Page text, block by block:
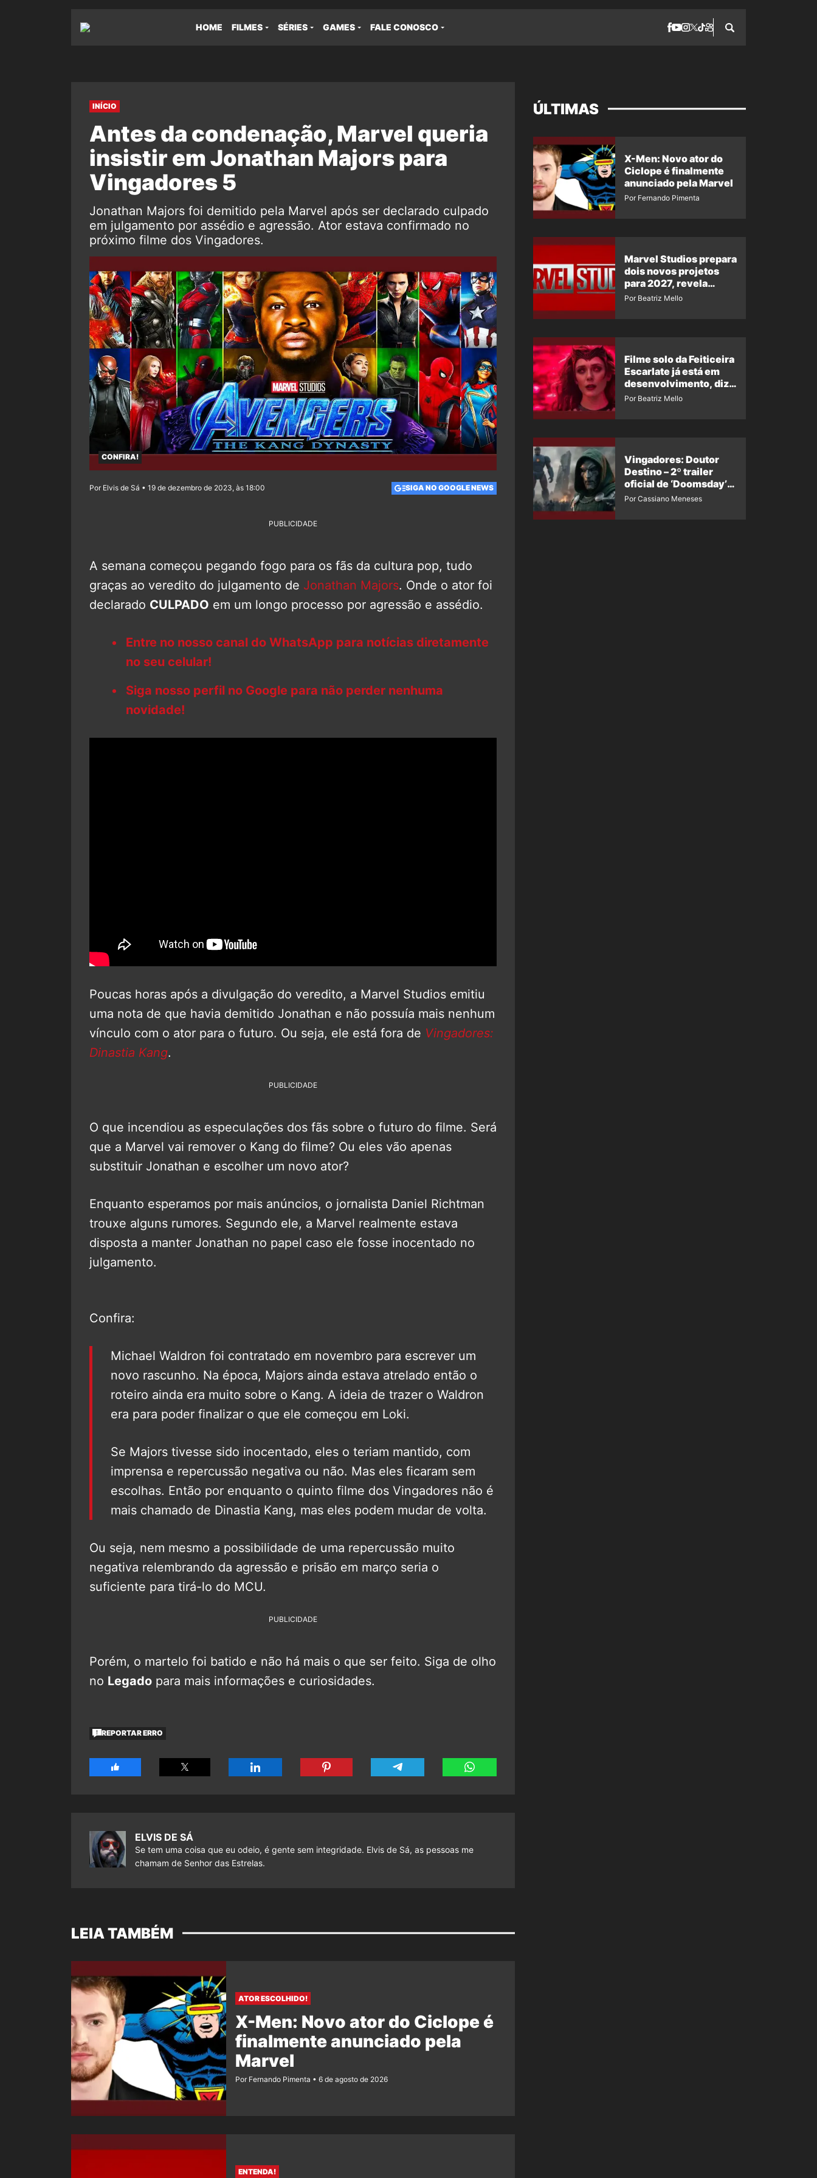
HOME FILMES SÉRIES GAMES FALE CONOSCO
INÍCIO
Antes da condenação, Marvel queria
insistir em Jonathan Majors para
Vingadores 5
Jonathan Majors foi demitido pela Marvel após ser declarado culpado
em julgamento por assédio e agressão. Ator estava confirmado no
próximo filme dos Vingadores.
CONFIRA!
Por Elvis de Sá • 19 de dezembro de 2023, às 18:00 SIGA NO GOOGLE NEWS
PUBLICIDADE
A semana começou pegando fogo para os fãs da cultura pop, tudo
graças ao veredito do julgamento de Jonathan Majors. Onde o ator foi
declarado CULPADO em um longo processo por agressão e assédio.
Entre no nosso canal do WhatsApp para notícias diretamente
no seu celular!
Siga nosso perfil no Google para não perder nenhuma
novidade!
Poucas horas após a divulgação do veredito, a Marvel Studios emitiu
uma nota de que havia demitido Jonathan e não possuía mais nenhum
vínculo com o ator para o futuro. Ou seja, ele está fora de Vingadores:
Dinastia Kang.
PUBLICIDADE
O que incendiou as especulações dos fãs sobre o futuro do filme. Será
que a Marvel vai remover o Kang do filme? Ou eles vão apenas
substituir Jonathan e escolher um novo ator?
Enquanto esperamos por mais anúncios, o jornalista Daniel Richtman
trouxe alguns rumores. Segundo ele, a Marvel realmente estava
disposta a manter Jonathan no papel caso ele fosse inocentado no
julgamento.
Confira:
Michael Waldron foi contratado em novembro para escrever um
novo rascunho. Na época, Majors ainda estava atrelado então o
roteiro ainda era muito sobre o Kang. A ideia de trazer o Waldron
era para poder finalizar o que ele começou em Loki.
Se Majors tivesse sido inocentado, eles o teriam mantido, com
imprensa e repercussão negativa ou não. Mas eles ficaram sem
escolhas. Então por enquanto o quinto filme dos Vingadores não é
mais chamado de Dinastia Kang, mas eles podem mudar de volta.
Ou seja, nem mesmo a possibilidade de uma repercussão muito
negativa relembrando da agressão e prisão em março seria o
suficiente para tirá-lo do MCU.
PUBLICIDADE
Porém, o martelo foi batido e não há mais o que ser feito. Siga de olho
no Legado para mais informações e curiosidades.
REPORTAR ERRO
ELVIS DE SÁ
Se tem uma coisa que eu odeio, é gente sem integridade. Elvis de Sá, as pessoas me
chamam de Senhor das Estrelas.
LEIA TAMBÉM
ATOR ESCOLHIDO!
X-Men: Novo ator do Ciclope é
finalmente anunciado pela
Marvel
Por Fernando Pimenta 6 de agosto de 2026
ENTENDA!
ÚLTIMAS
X-Men: Novo ator do
Ciclope é finalmente
anunciado pela Marvel
Por Fernando Pimenta
Marvel Studios prepara
dois novos projetos
para 2027, revela
insider
Por Beatriz Mello
Filme solo da Feiticeira
Escarlate já está em
desenvolvimento, diz
insider
Por Beatriz Mello
Vingadores: Doutor
Destino – 2º trailer
oficial de ‘Doomsday’
ganha nova data para
Por Cassiano Meneses